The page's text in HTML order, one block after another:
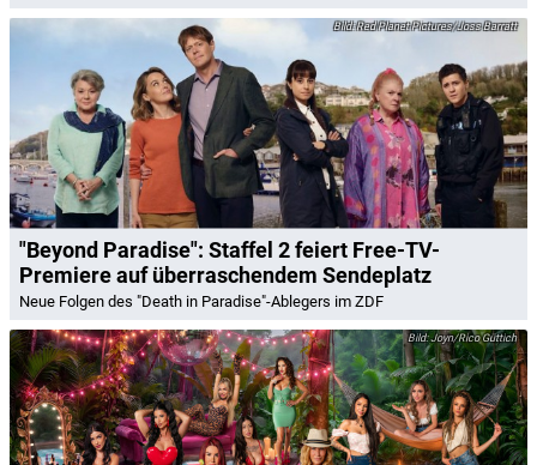
Red Planet Pictures/Joss Barratt
"Beyond Paradise": Staffel 2 feiert Free-TV-
Premiere auf überraschendem Sendeplatz
Neue Folgen des "Death in Paradise"-Ablegers im ZDF
Joyn/Rico Güttich